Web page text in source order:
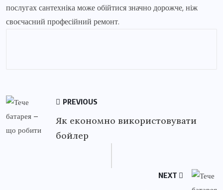
послугах сантехніка може обійтися значно дорожче, ніж
своєчасний професійний ремонт.
PREVIOUS
Як економно використовувати
бойлер
NEXT